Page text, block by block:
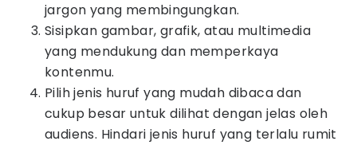
jargon yang membingungkan.
Sisipkan gambar, grafik, atau multimedia
yang mendukung dan memperkaya
kontenmu.
Pilih jenis huruf yang mudah dibaca dan
cukup besar untuk dilihat dengan jelas oleh
audiens. Hindari jenis huruf yang terlalu rumit